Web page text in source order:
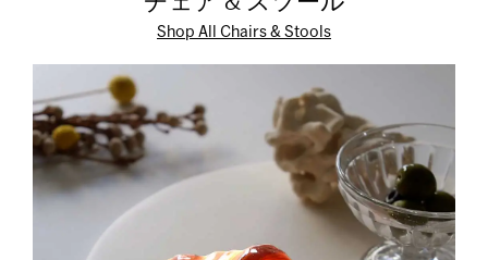
Shop All Chairs & Stools